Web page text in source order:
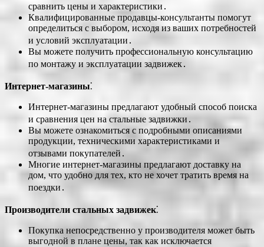
сравнить цены и характеристики․
Квалифицированные продавцы-консультанты помогут
определиться с выбором, исходя из ваших потребностей
и условий эксплуатации․
Вы можете получить профессиональную консультацию
по монтажу и эксплуатации задвижек․
Интернет-магазины⁚
Интернет-магазины предлагают удобный способ поиска
и сравнения цен на стальные задвижки․
Вы можете ознакомиться с подробными описаниями
продукции, техническими характеристиками и
отзывами покупателей․
Многие интернет-магазины предлагают доставку на
дом, что удобно для тех, кто не хочет тратить время на
поездки․
Производители стальных задвижек⁚
Покупка непосредственно у производителя может быть
выгодной в плане цены, так как исключается